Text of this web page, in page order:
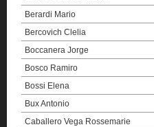
Berardi Mario
Bercovich Clelia
Boccanera Jorge
Bosco Ramiro
Bossi Elena
Bux Antonio
Caballero Vega Rossemarie